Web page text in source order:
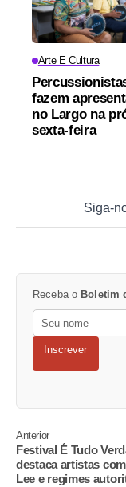
Arte E Cultura
fazem
no Largo na
sexta-feira
Siga-
Receba o Boletim
Inscrever
Anterior
Festival É Tudo
destaca artistas
Lee e regimes